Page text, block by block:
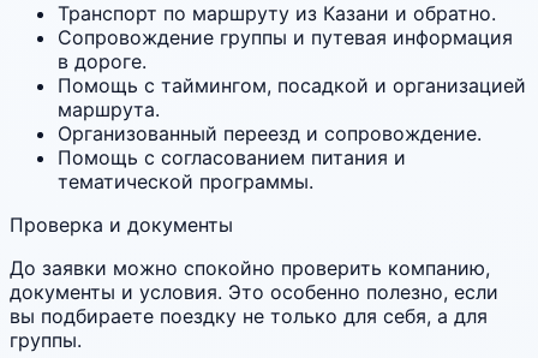
Транспорт по маршруту из Казани и обратно.
Сопровождение группы и путевая информация
в дороге.
Помощь с таймингом, посадкой и организацией
маршрута.
Организованный переезд и сопровождение.
Помощь с согласованием питания и
тематической программы.
Проверка и документы
До заявки можно спокойно проверить компанию,
документы и условия. Это особенно полезно, если
вы подбираете поездку не только для себя, а для
группы.